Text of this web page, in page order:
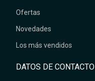
Ofertas
Novedades
Los más vendidos
DATOS DE CONTACTO